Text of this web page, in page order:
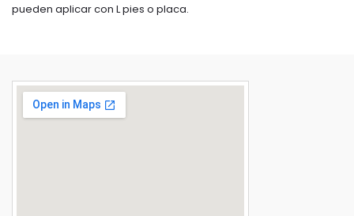
pueden aplicar con L pies o placa.